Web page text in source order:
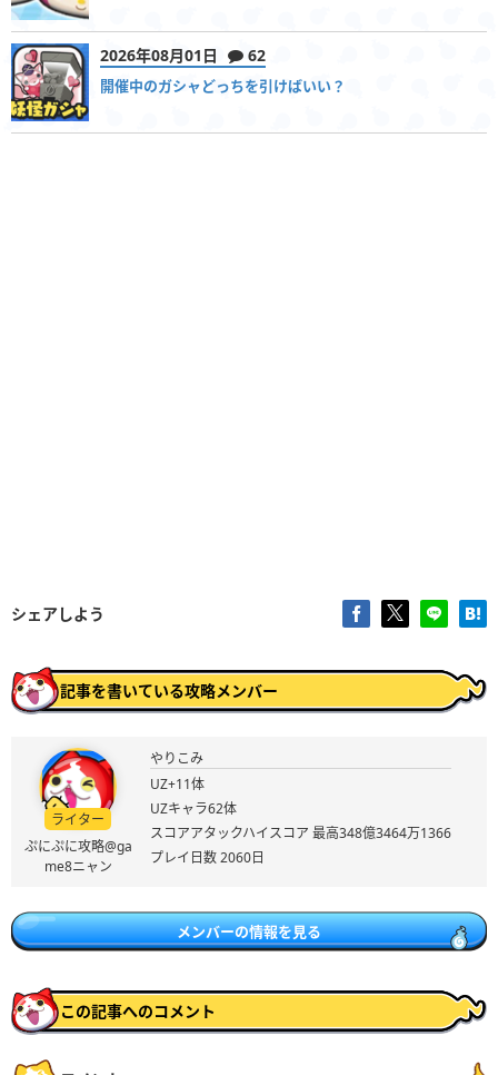
2026年08月01日 62
開催中のガシャどっちを引けばいい？
シェアしよう
記事を書いている攻略メンバー
ライター
ぷにぷに攻略@ga
me8ニャン
やりこみ
UZ+11体
UZキャラ62体
スコアアタックハイスコア 最高348億3464万1366
プレイ日数 2060日
メンバーの情報を見る
この記事へのコメント